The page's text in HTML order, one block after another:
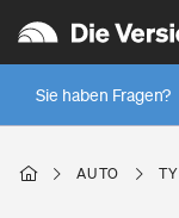
Sie haben Fragen?
Wer versichert
Regionalklassen:
Wer versichert
AUTO